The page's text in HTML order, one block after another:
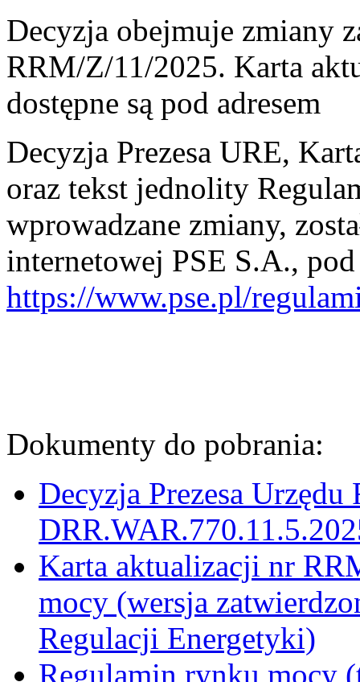
Decyzja obejmuje zmiany
RRM/Z/11/2025. Karta
dostępne są pod adresem
Decyzja Prezesa URE,
oraz tekst jednolity
wprowadzane zmiany,
internetowej PSE S.A., pod
https://www.pse.pl/
Dokumenty do pobrania:
Decyzja Prezesa
Karta aktualizacji nr
mocy (wersja
Regulacji Energetyki)
Regulamin rynku mocy